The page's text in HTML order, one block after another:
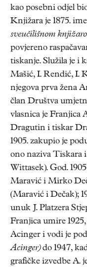
kao posebni odjel
Knjižara je 1875.
sveučilišnom
povjereno
tiskanje. Služila je i
Mašić, I. Rendić, I.
njegova prva žena
član Društva
vlasnica je Franjica
Dragutin i tiskar
1905. zakupio je
ono naziva Tiskara
Wittasek). God.
Maravić i Mirko
(Maravić i Dečak);
unuk J. Platzera
Franjica umire
Acinger i vodi je
Acinger)do 1947,
grafičke izvedbe A.